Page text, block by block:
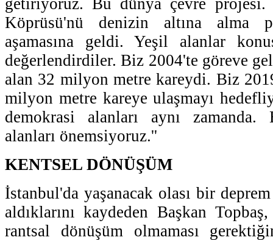
Köprüsü'nü denizin altına alma
aşamasına geldi. Yeşil alanlar
değerlendirdiler. Biz 2004'te göreve
alan 32 milyon metre kareydi. Biz
milyon metre kareye ulaşmayı
demokrasi alanları aynı
alanları önemsiyoruz.''
KENTSEL DÖNÜŞÜM
İstanbul'da yaşanacak olası bir
aldıklarını kaydeden Başkan
rantsal dönüşüm olmaması